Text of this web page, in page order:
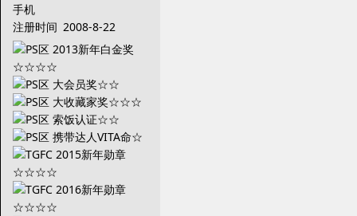
手机
注册时间 2008-8-22